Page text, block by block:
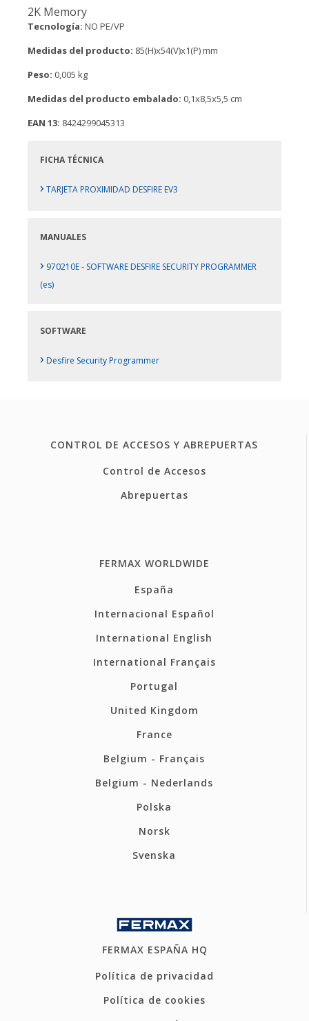
2K Memory
Tecnología: NO PE/VP
Medidas del producto: 85(H)x54(V)x1(P) mm
Peso: 0,005 kg
Medidas del producto embalado: 0,1x8,5x5,5 cm
EAN 13: 8424299045313
FICHA TÉCNICA
› TARJETA PROXIMIDAD DESFIRE EV3
MANUALES
› 970210E - SOFTWARE DESFIRE SECURITY PROGRAMMER
(es)
SOFTWARE
› Desfire Security Programmer
CONTROL DE ACCESOS Y ABREPUERTAS
Control de Accesos
Abrepuertas
FERMAX WORLDWIDE
España
Internacional Español
International English
International Français
Portugal
United Kingdom
France
Belgium - Français
Belgium - Nederlands
Polska
Norsk
Svenska
FERMAX ESPAÑA HQ
Política de privacidad
Política de cookies